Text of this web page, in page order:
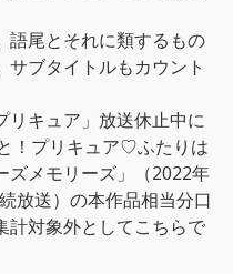
語尾とそれに類するもの
ブタイトルもカウント
リキュア」放送休止中に
！プリキュア♡ふたりは
メモリーズ」（2022年
放送）の本作品相当分口
計対象外としてこちらで